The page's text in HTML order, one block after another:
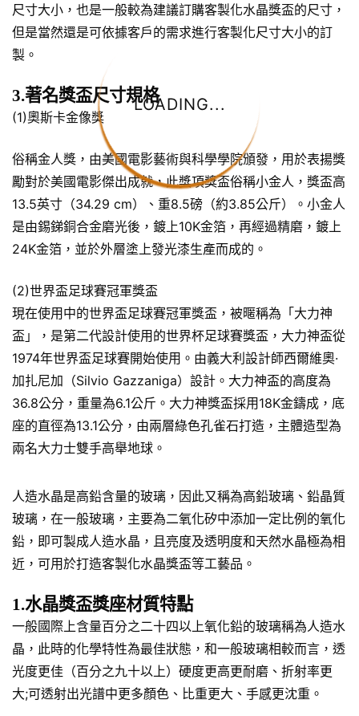
LOADING...
尺寸大小，也是一般較為建議訂購客製化水晶獎盃的尺寸，
但是當然還是可依據客戶的需求進行客製化尺寸大小的訂
製。
3.著名獎盃尺寸規格
(1)奧斯卡金像獎
俗稱金人獎，由美國電影藝術與科學學院頒發，用於表揚獎
勵對於美國電影傑出成就，此獎項獎盃俗稱小金人，獎盃高
13.5英寸（34.29 cm）、重8.5磅（約3.85公斤）。小金人
是由錫銻銅合金磨光後，鍍上10K金箔，再經過精磨，鍍上
24K金箔，並於外層塗上發光漆生產而成的。
(2)世界盃足球賽冠軍獎盃
現在使用中的世界盃足球賽冠軍獎盃，被暱稱為「大力神
盃」，是第二代設計使用的世界杯足球賽獎盃，大力神盃從
1974年世界盃足球賽開始使用。由義大利設計師西爾維奧·
加扎尼加（Silvio Gazzaniga）設計。大力神盃的高度為
36.8公分，重量為6.1公斤。大力神獎盃採用18K金鑄成，底
座的直徑為13.1公分，由兩層綠色孔雀石打造，主體造型為
兩名大力士雙手高舉地球。
人造水晶是高鉛含量的玻璃，因此又稱為高鉛玻璃、鉛晶質
玻璃，在一般玻璃，主要為二氧化矽中添加一定比例的氧化
鉛，即可製成人造水晶，且亮度及透明度和天然水晶極為相
近，可用於打造客製化水晶獎盃等工藝品。
1.水晶獎盃獎座材質特點
一般國際上含量百分之二十四以上氧化鉛的玻璃稱為人造水
晶，此時的化學特性為最佳狀態，和一般玻璃相較而言，透
光度更佳（百分之九十以上）硬度更高更耐磨、折射率更
大;可透射出光譜中更多顏色、比重更大、手感更沈重。